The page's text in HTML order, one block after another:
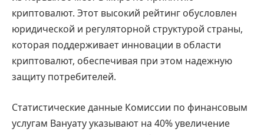
криптовалют. Этот высокий рейтинг обусловлен
юридической и регуляторной структурой страны,
которая поддерживает инновации в области
криптовалют, обеспечивая при этом надежную
защиту потребителей.
Статистические данные Комиссии по финансовым
услугам Вануату указывают на 40% увеличение